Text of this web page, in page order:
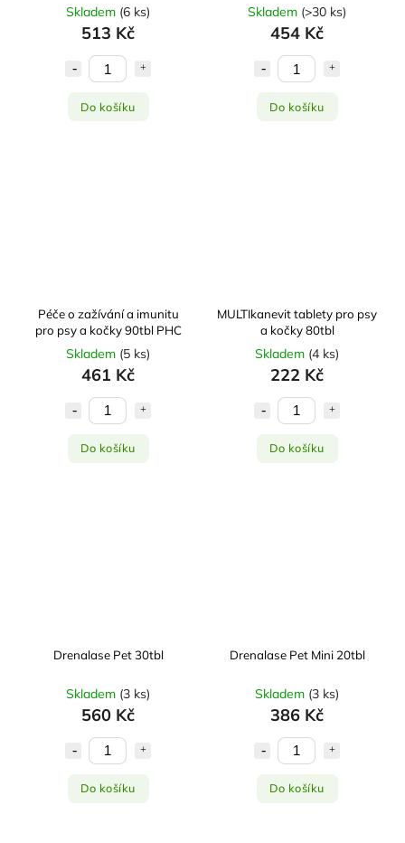
Skladem (6 ks)
513 Kč
Do košíku
Skladem (>30 ks)
454 Kč
Do košíku
Péče o zažívání a imunitu
pro psy a kočky 90tbl PHC
Skladem (5 ks)
461 Kč
Do košíku
MULTIkanevit tablety pro psy
a kočky 80tbl
Skladem (4 ks)
222 Kč
Do košíku
Drenalase Pet 30tbl
Skladem (3 ks)
560 Kč
Do košíku
Drenalase Pet Mini 20tbl
Skladem (3 ks)
386 Kč
Do košíku